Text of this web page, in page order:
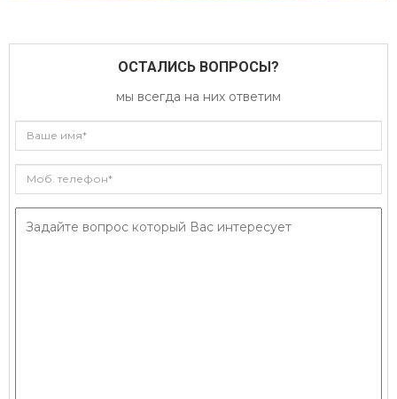
ОСТАЛИСЬ ВОПРОСЫ?
мы всегда на них ответим